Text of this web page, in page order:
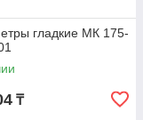
гладкие МК 175-
₸